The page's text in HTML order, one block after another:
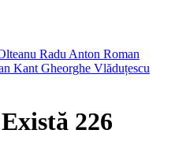
Radu Anton Roman
Kant Gheorghe Vlăduțescu
Există 226